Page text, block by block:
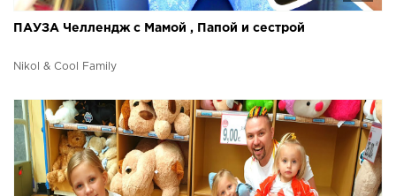
ПАУЗА Челлендж с Мамой , Папой и сестрой
Nikol & Cool Family